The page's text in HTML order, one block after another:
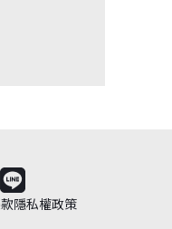
隱私權政策